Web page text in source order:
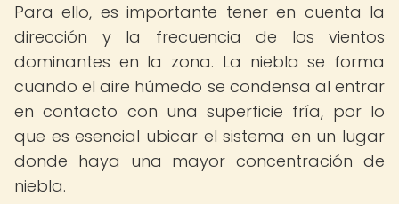
Para ello, es importante tener en cuenta la
dirección y la frecuencia de los vientos
dominantes en la zona. La niebla se forma
cuando el aire húmedo se condensa al entrar
en contacto con una superficie fría, por lo
que es esencial ubicar el sistema en un lugar
donde haya una mayor concentración de
niebla.